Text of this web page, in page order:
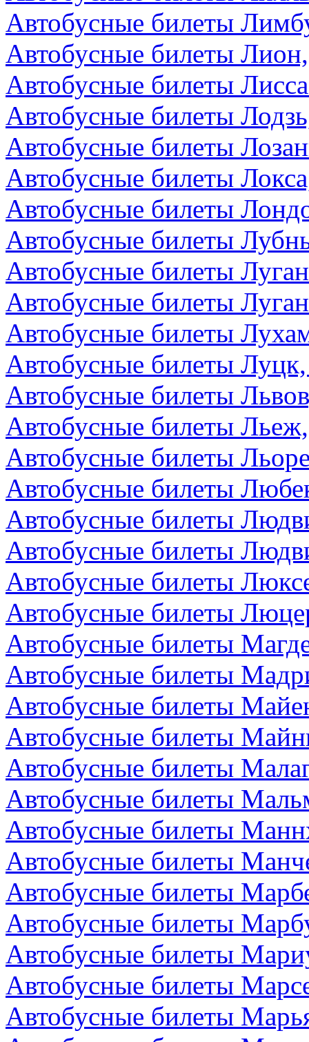
Автобусные билеты
Автобусные билеты
Автобусные билеты
Автобусные билеты
Автобусные билеты
Автобусные билеты
Автобусные билеты
Автобусные билеты
Автобусные билеты
Автобусные билеты
Автобусные билеты
Автобусные билеты
Автобусные билеты
Автобусные билеты
Автобусные билеты
Автобусные билеты
Автобусные билеты
Автобусные билеты
Автобусные билеты
Автобусные билеты
Автобусные билеты
Автобусные билеты
Автобусные билеты
Автобусные билеты
Автобусные билеты
Автобусные билеты
Автобусные билеты
Автобусные билеты
Автобусные билеты
Автобусные билеты
Автобусные билеты
Автобусные билеты
Автобусные билеты